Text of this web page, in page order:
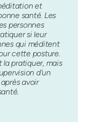
et
santé. Les
personnes
si leur
qui méditent
cette posture.
pratiquer, mais
d'un
avoir